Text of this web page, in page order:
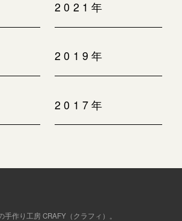
2021年
2019年
2017年
作り工房 CRAFY（クラフィ）。